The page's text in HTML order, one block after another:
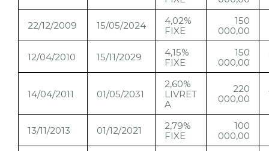
22/12/2009 15/05/2024
4,02%
FIXE
150
000,00
12/04/2010 15/11/2029
4,15%
FIXE
150
000,00
14/04/2011 01/05/2031
2,60%
LIVRET
A
220
000,00
13/11/2013 01/12/2021
2,79%
FIXE
100
000,00